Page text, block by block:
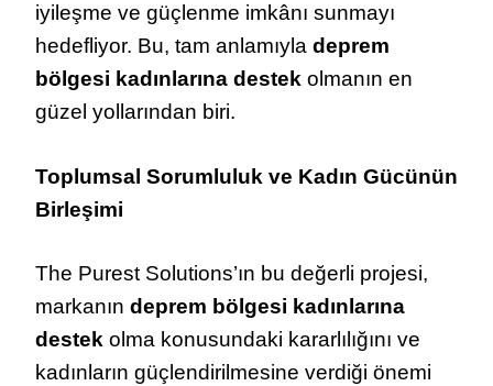
iyileşme ve güçlenme imkânı sunmayı
hedefliyor. Bu, tam anlamıyla deprem
bölgesi kadınlarına destek olmanın en
güzel yollarından biri.
Toplumsal Sorumluluk ve Kadın Gücünün
Birleşimi
The Purest Solutions’ın bu değerli projesi,
markanın deprem bölgesi kadınlarına
destek olma konusundaki kararlılığını ve
kadınların güçlendirilmesine verdiği önemi